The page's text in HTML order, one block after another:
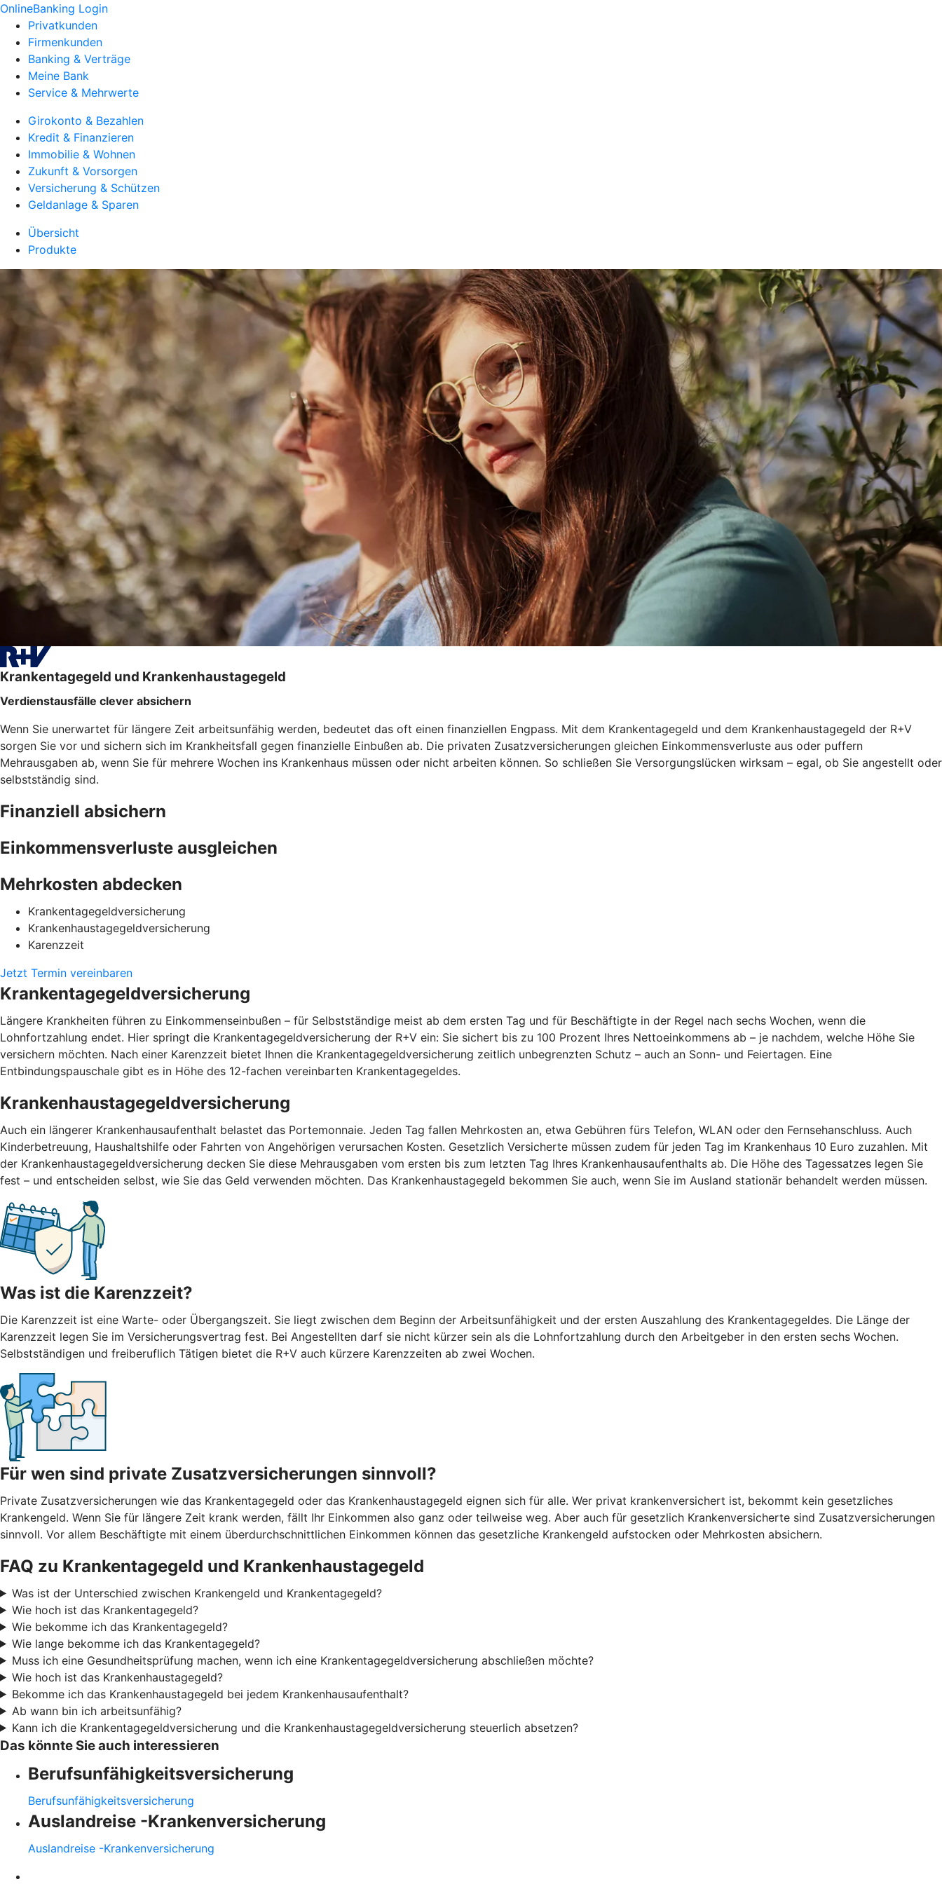
OnlineBanking Login
Privatkunden
Firmenkunden
Banking & Verträge
Meine Bank
Service & Mehrwerte
Girokonto & Bezahlen
Kredit & Finanzieren
Immobilie & Wohnen
Zukunft & Vorsorgen
Versicherung & Schützen
Geldanlage & Sparen
Übersicht
Produkte
Krankentagegeld und Krankenhaustagegeld
Verdienstausfälle clever absichern
Wenn Sie unerwartet für längere Zeit arbeitsunfähig werden, bedeutet das oft einen finanziellen Engpass. Mit dem Krankentagegeld und dem Krankenhaustagegeld der R+V
sorgen Sie vor und sichern sich im Krankheitsfall gegen finanzielle Einbußen ab. Die privaten Zusatzversicherungen gleichen Einkommensverluste aus oder puffern
Mehrausgaben ab, wenn Sie für mehrere Wochen ins Krankenhaus müssen oder nicht arbeiten können. So schließen Sie Versorgungslücken wirksam – egal, ob Sie angestellt oder
selbstständig sind.
Finanziell absichern
Einkommensverluste ausgleichen
Mehrkosten abdecken
Krankentagegeldversicherung
Krankenhaustagegeldversicherung
Karenzzeit
Jetzt Termin vereinbaren
Krankentagegeldversicherung
Längere Krankheiten führen zu Einkommenseinbußen – für Selbstständige meist ab dem ersten Tag und für Beschäftigte in der Regel nach sechs Wochen, wenn die
Lohnfortzahlung endet. Hier springt die Krankentagegeldversicherung der R+V ein: Sie sichert bis zu 100 Prozent Ihres Nettoeinkommens ab – je nachdem, welche Höhe Sie
versichern möchten. Nach einer Karenzzeit bietet Ihnen die Krankentagegeldversicherung zeitlich unbegrenzten Schutz – auch an Sonn- und Feiertagen. Eine
Entbindungspauschale gibt es in Höhe des 12-fachen vereinbarten Krankentagegeldes.
Krankenhaustagegeldversicherung
Auch ein längerer Krankenhausaufenthalt belastet das Portemonnaie. Jeden Tag fallen Mehrkosten an, etwa Gebühren fürs Telefon, WLAN oder den Fernsehanschluss. Auch
Kinderbetreuung, Haushaltshilfe oder Fahrten von Angehörigen verursachen Kosten. Gesetzlich Versicherte müssen zudem für jeden Tag im Krankenhaus 10 Euro zuzahlen. Mit
der Krankenhaustagegeldversicherung decken Sie diese Mehrausgaben vom ersten bis zum letzten Tag Ihres Krankenhausaufenthalts ab. Die Höhe des Tagessatzes legen Sie
fest – und entscheiden selbst, wie Sie das Geld verwenden möchten. Das Krankenhaustagegeld bekommen Sie auch, wenn Sie im Ausland stationär behandelt werden müssen.
Was ist die Karenzzeit?
Die Karenzzeit ist eine Warte- oder Übergangszeit. Sie liegt zwischen dem Beginn der Arbeitsunfähigkeit und der ersten Auszahlung des Krankentagegeldes. Die Länge der
Karenzzeit legen Sie im Versicherungsvertrag fest. Bei Angestellten darf sie nicht kürzer sein als die Lohnfortzahlung durch den Arbeitgeber in den ersten sechs Wochen.
Selbstständigen und freiberuflich Tätigen bietet die R+V auch kürzere Karenzzeiten ab zwei Wochen.
Für wen sind private Zusatzversicherungen sinnvoll?
Private Zusatzversicherungen wie das Krankentagegeld oder das Krankenhaustagegeld eignen sich für alle. Wer privat krankenversichert ist, bekommt kein gesetzliches
Krankengeld. Wenn Sie für längere Zeit krank werden, fällt Ihr Einkommen also ganz oder teilweise weg. Aber auch für gesetzlich Krankenversicherte sind Zusatzversicherungen
sinnvoll. Vor allem Beschäftigte mit einem überdurchschnittlichen Einkommen können das gesetzliche Krankengeld aufstocken oder Mehrkosten absichern.
FAQ zu Krankentagegeld und Krankenhaustagegeld
Was ist der Unterschied zwischen Krankengeld und Krankentagegeld?
Wie hoch ist das Krankentagegeld?
Wie bekomme ich das Krankentagegeld?
Wie lange bekomme ich das Krankentagegeld?
Muss ich eine Gesundheitsprüfung machen, wenn ich eine Krankentagegeldversicherung abschließen möchte?
Wie hoch ist das Krankenhaustagegeld?
Bekomme ich das Krankenhaustagegeld bei jedem Krankenhausaufenthalt?
Ab wann bin ich arbeitsunfähig?
Kann ich die Krankentagegeldversicherung und die Krankenhaustagegeldversicherung steuerlich absetzen?
Das könnte Sie auch interessieren
Berufsunfähigkeitsversicherung
Berufsunfähigkeitsversicherung
Auslandreise -Krankenversicherung
Auslandreise -Krankenversicherung